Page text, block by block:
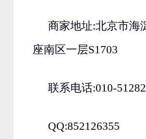
商家地址:北京市海
座南区一层S1703
联系电话:010-
QQ:852126355